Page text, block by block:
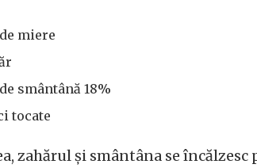
miere
smântână 18%
tocate
zahărul și smântâna se încălzesc